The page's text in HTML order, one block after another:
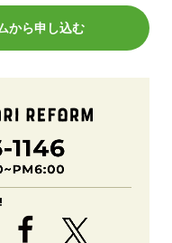
から申し込む